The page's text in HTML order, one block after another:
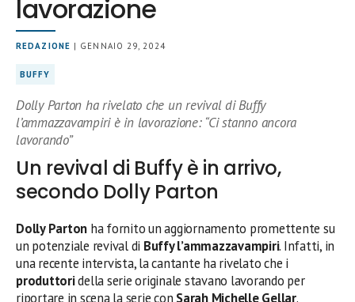
lavorazione
REDAZIONE | GENNAIO 29, 2024
BUFFY
Dolly Parton ha rivelato che un revival di Buffy
l’ammazzavampiri è in lavorazione: “Ci stanno ancora
lavorando”
Un revival di Buffy è in arrivo,
secondo Dolly Parton
Dolly Parton ha fornito un aggiornamento promettente su
un potenziale revival di Buffy l’ammazzavampiri. Infatti, in
una recente intervista, la cantante ha rivelato che i
produttoridella serie originale stavano lavorando per
riportare in scena la serie con Sarah Michelle Gellar.